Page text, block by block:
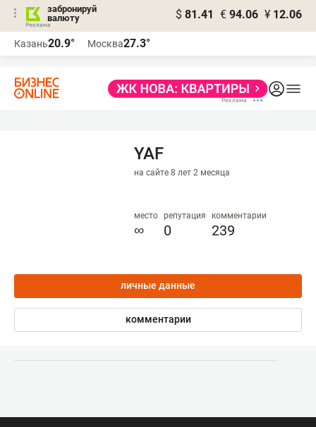
забронируй
валюту
$ 81.41 € 94.06 ¥ 12.06
Казань20.9° Москва27.3°
YAF
на сайте 8 лет 2 месяца
место
∞
репутация
0
комментарии
239
личные данные
комментарии